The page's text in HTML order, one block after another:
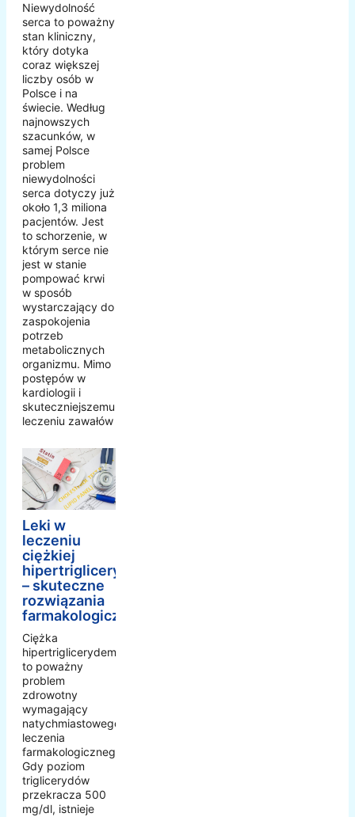
Niewydolność
serca to poważny
stan kliniczny,
który dotyka
coraz większej
liczby osób w
Polsce i na
świecie. Według
najnowszych
szacunków, w
samej Polsce
problem
niewydolności
serca dotyczy już
około 1,3 miliona
pacjentów. Jest
to schorzenie, w
którym serce nie
jest w stanie
pompować krwi
w sposób
wystarczający do
zaspokojenia
potrzeb
metabolicznych
organizmu. Mimo
postępów w
kardiologii i
skuteczniejszemu
leczeniu zawałów
Leki w
leczeniu
ciężkiej
hipertriglicerydemii
– skuteczne
rozwiązania
farmakologiczne
Ciężka
hipertriglicerydemia
to poważny
problem
zdrowotny
wymagający
natychmiastowego
leczenia
farmakologicznego.
Gdy poziom
triglicerydów
przekracza 500
mg/dl, istnieje